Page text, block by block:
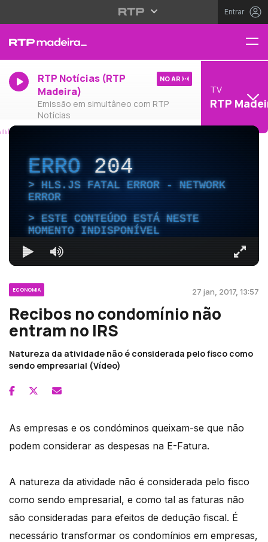
Entrar
RTP Notícias (RTP
Madeira)
Emissão em simultâneo com RTP
Notícias
NO AR
TV
RTP
ERRO204
HLS.JS FATAL ERROR - NETWORK
ERROR
ESTE CONTEÚDO ESTÁ NESTE
MOMENTO INDISPONÍVEL
ECONOMIA 27 jan, 2017, 13:57
Recibos no condomínio não
entram no IRS
Natureza da atividade não é considerada pelo fisco como
sendo empresarial (Vídeo)
As empresas e os condóminos queixam-se que não
podem considerar as despesas na E-Fatura.
A natureza da atividade não é considerada pelo fisco
como sendo empresarial, e como tal as faturas não
são consideradas para efeitos de dedução fiscal. É
necessário transformar os condomínios em empresas,